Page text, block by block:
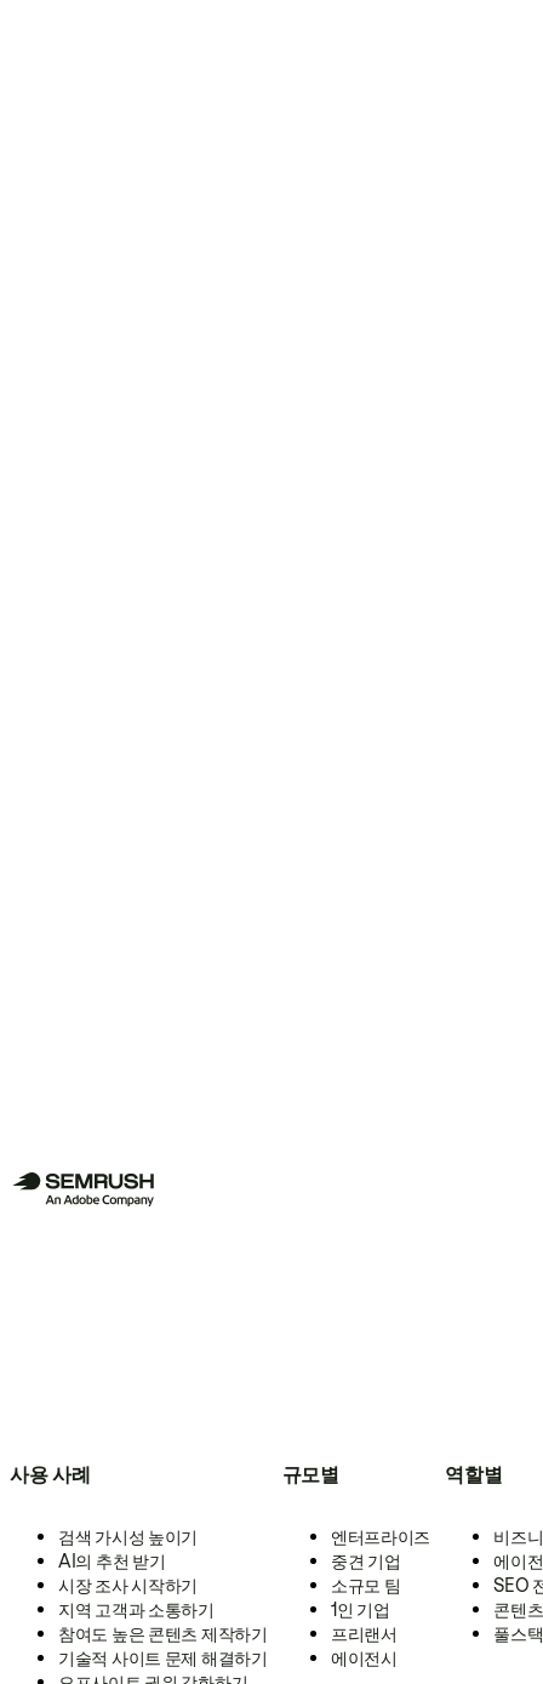
사용 사례
검색 가시성 높이기
AI의 추천 받기
시장 조사 시작하기
지역 고객과 소통하기
참여도 높은 콘텐츠 제작하기
기술적 사이트 문제 해결하기
규모별
엔터프라이즈
중견 기업
소규모 팀
1인 기업
프리랜서
에이전시
역할별
비즈
에이
SEO
콘텐
풀스